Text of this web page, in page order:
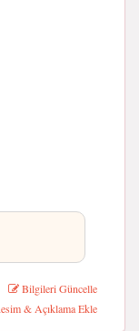
Bilgileri Güncelle
& Açıklama Ekle